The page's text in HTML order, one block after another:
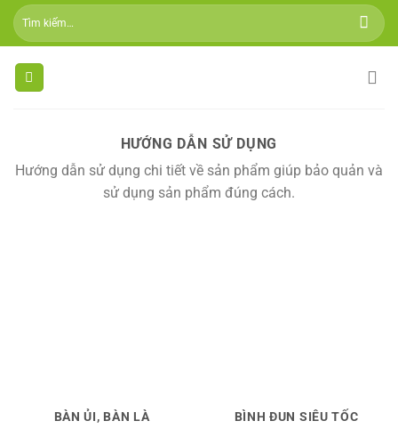
Skip
Tìm
kiếm:
HƯỚNG DẪN SỬ DỤNG
Hướng dẫn sử dụng chi tiết về sản phẩm giúp bảo quản và
sử dụng sản phẩm đúng cách.
BÀN ỦI, BÀN LÀ BÌNH ĐUN SIÊU TỐC